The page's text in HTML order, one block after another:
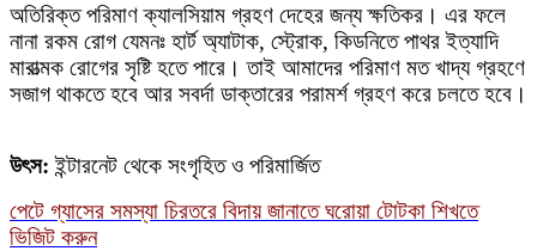
অতিরিক্ত পরিমাণ ক্যালসিয়াম গ্রহণ দেহের জন্য ক্ষতিকর। এর ফলে
নানা রকম রোগ যেমনঃ হার্ট অ্যাটাক, স্ট্রোক, কিডনিতে পাথর ইত্যাদি
মারাত্মক রোগের সৃষ্টি হতে পারে। তাই আমাদের পরিমাণ মত খাদ্য গ্রহণে
সজাগ থাকতে হবে আর সবর্দা ডাক্তারের পরামর্শ গ্রহণ করে চলতে হবে।
উৎস: ইন্টারনেট থেকে সংগৃহিত ও পরিমার্জিত
পেটে গ্যাসের সমস্যা চিরতরে বিদায় জানাতে ঘরোয়া টোটকা শিখতে
ভিজিট করুন